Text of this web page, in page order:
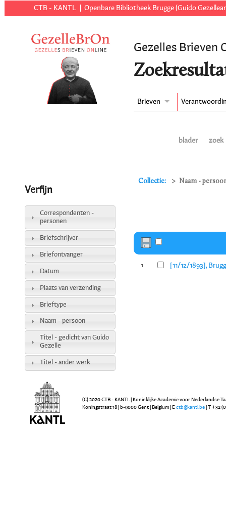
CTB - KANTL Openbare Bibliotheek Brugge (Guido
Gezelles Brieven
Brieven
blader zoek
Collectie: Naam -
1 [11/12/1893],
Verfijn
Correspondenten -
personen
Briefschrijver
Briefontvanger
Datum
Plaats van verzending
Brieftype
Naam - persoon
Titel - gedicht van Guido
Gezelle
Titel - ander werk
(C) 2020 CTB - KANTL | Koninklijke Academie voor Nederlandse
Koningstraat 18 | b-9000 Gent | Belgium | E ctb@kantl.be | T +32